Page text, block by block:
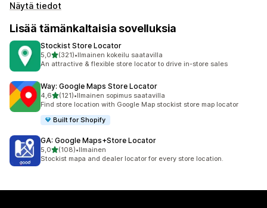
Näytä tiedot
Lisää tämänkaltaisia sovelluksia
Stockist Store Locator
5,0/ 5 tähteä
(321)
321 arvostelua yhteensä
•Ilmainen kokeilu saatavilla
An attractive & flexible store locator to drive in-store sales
Way: Google Maps Store Locator
4,6/ 5 tähteä
(121)
121 arvostelua yhteensä
•Ilmainen sopimus saatavilla
Find store location with Google Map stockist store map locator
Built for Shopify
GA: Google Maps+Store Locator
5,0/ 5 tähteä
(108)
108 arvostelua yhteensä
•Ilmainen
Stockist mapa and dealer locator for every store location.